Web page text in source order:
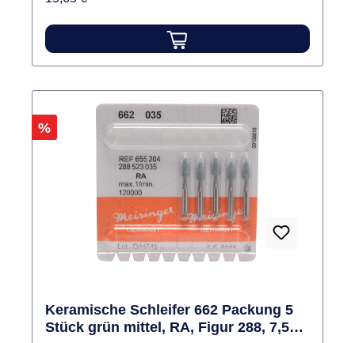
Füllungsmaterialien, insbesondere auch aller
Komposite. Signifikante Reduzierung des
Füllungsbearbeitung Inhalt Schleifer
Rabatt
%
Keramische Schleifer 662 Packung 5
Stück grün mittel, RA, Figur 288, 7,5